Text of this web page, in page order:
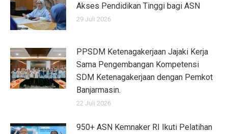
Akses Pendidikan Tinggi bagi ASN
29 Juli 2026
PPSDM Ketenagakerjaan Jajaki Kerja
Sama Pengembangan Kompetensi
SDM Ketenagakerjaan dengan Pemkot
Banjarmasin.
22 Juli 2026
950+ ASN Kemnaker RI Ikuti Pelatihan